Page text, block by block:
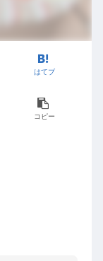
はてブ
コピー